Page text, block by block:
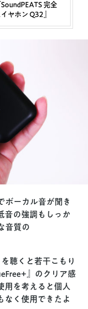
完全
ヤホン Q32』
ボーカル音が聞き
音の強調もしっか
音質の
聴くと若干こもり
』のクリア感
用を考えると個人
なく使用できたよ